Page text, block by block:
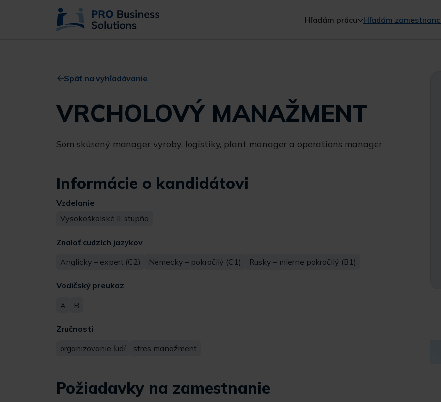
Hľadám prácu Hľadám
Späť na vyhľadávanie
VRCHOLOVÝ MANAŽMENT
Som skúsený manager vyroby, logistiky, plant manager a operations manager
Informácie o kandidátovi
Vzdelanie
Vysokoškolské II. stupňa
Znaloť cudzích jazykov
Anglicky – expert (C2)
Nemecky – pokročilý (C1) Rusky – mierne pokročilý (B1)
Vodičský preukaz
A
B
Zručnosti
organizovanie ľudí
stres manažment
Požiadavky na zamestnanie